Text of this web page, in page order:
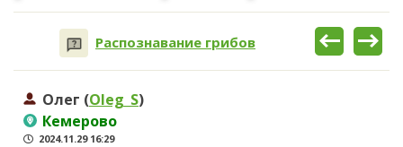
Распознавание грибов
Олег (Oleg_S)
Кемерово
2024.11.29 16:29